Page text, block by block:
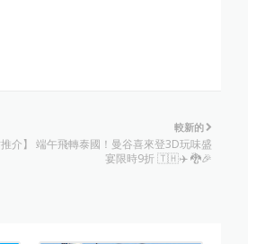
較新的
介】 端午飛轉泰國！曼谷喜來登3D玩味盛
宴限時9折 🇹🇭✈️ 🐉🎉